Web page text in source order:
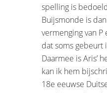
spelling is
Buijsmonde is
vermenging van P
dat soms gebeurt
Daarmee is Aris’
kan ik hem
18e eeuwse